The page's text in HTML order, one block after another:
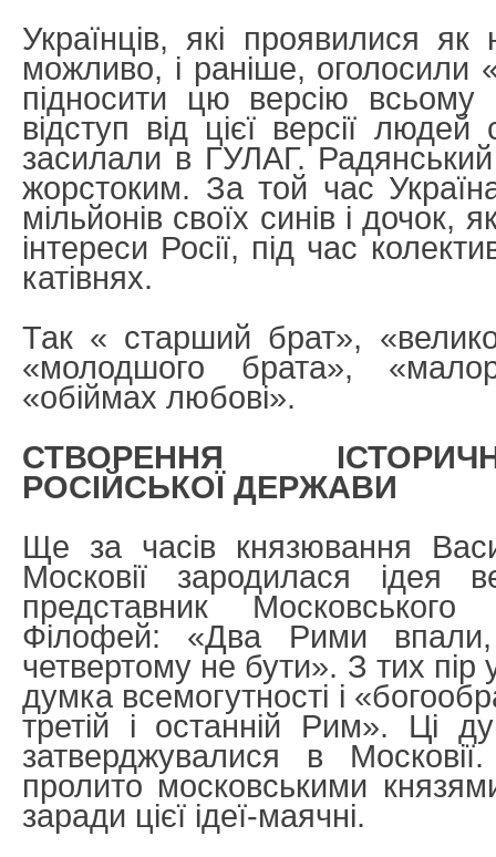
Українців, які проявилися
можливо, і раніше, оголосили
підносити цю версію
відступ від цієї версії
засилали в ГУЛАГ.
жорстоким. За той час
мільйонів своїх синів і дочок,
інтереси Росії, під час
катівнях.
Так « старший брат»,
«молодшого брата»,
«обіймах любові».
СТВОРЕННЯ
РОСІЙСЬКОЇ ДЕРЖАВИ
Ще за часів князювання
Московії зародилася ідея
представник
Філофей: «Два Рими
четвертому не бути». З тих пір
думка всемогутності і
третій і останній Рим». Ці
затверджувалися в
пролито московськими
заради цієї ідеї-маячні.